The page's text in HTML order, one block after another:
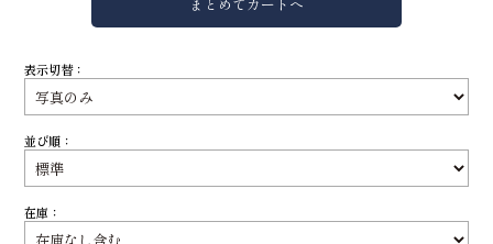
表示切替：
並び順：
在庫：